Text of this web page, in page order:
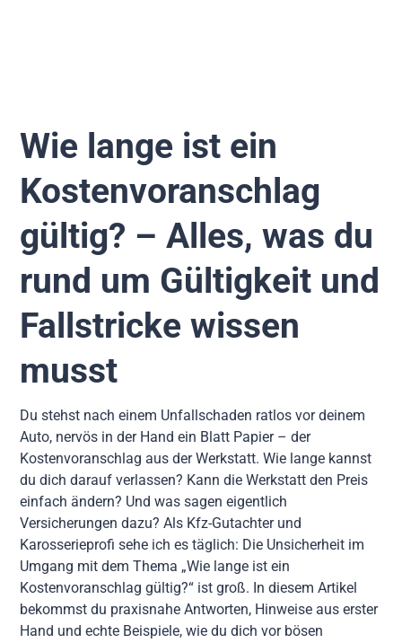
Wie lange ist ein
Kostenvoranschlag
gültig? – Alles, was du
rund um Gültigkeit und
Fallstricke wissen
musst
Du stehst nach einem Unfallschaden ratlos vor deinem
Auto, nervös in der Hand ein Blatt Papier – der
Kostenvoranschlag aus der Werkstatt. Wie lange kannst
du dich darauf verlassen? Kann die Werkstatt den Preis
einfach ändern? Und was sagen eigentlich
Versicherungen dazu? Als Kfz-Gutachter und
Karosserieprofi sehe ich es täglich: Die Unsicherheit im
Umgang mit dem Thema „Wie lange ist ein
Kostenvoranschlag gültig?“ ist groß. In diesem Artikel
bekommst du praxisnahe Antworten, Hinweise aus erster
Hand und echte Beispiele, wie du dich vor bösen